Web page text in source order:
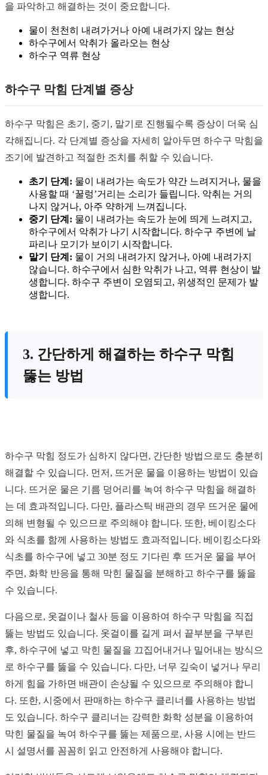
을 파악하고 해결하는 것이 중요합니다.
물이 천천히 내려가거나 아예 내려가지 않는 현상
하수구에서 악취가 올라오는 현상
하수구 역류 현상
하수구 막힘 단계별 증상
하수구 막힘은 초기, 중기, 말기로 진행될수록 증상이 더욱 심
각해집니다. 각 단계별 증상을 자세히 알아두면 하수구 막힘을
조기에 발견하고 적절한 조치를 취할 수 있습니다.
초기 단계: 물이 내려가는 속도가 약간 느려지거나, 물을
사용할 때 ‘꿀렁’거리는 소리가 들립니다. 악취는 거의
나지 않거나, 아주 약하게 느껴집니다.
중기 단계: 물이 내려가는 속도가 눈에 띄게 느려지고,
하수구에서 악취가 나기 시작합니다. 하수구 주변에 날
파리나 모기가 보이기 시작합니다.
말기 단계: 물이 거의 내려가지 않거나, 아예 내려가지
않습니다. 하수구에서 심한 악취가 나고, 역류 현상이 발
생합니다. 하수구 주변이 오염되고, 위생적인 문제가 발
생합니다.
3. 간단하게 해결하는 하수구 막힘
뚫는 방법
하수구 막힘 정도가 심하지 않다면, 간단한 방법으로도 충분히
해결할 수 있습니다. 먼저, 뜨거운 물을 이용하는 방법이 있습
니다. 뜨거운 물은 기름 덩어리를 녹여 하수구 막힘을 해결하
는 데 효과적입니다. 다만, 플라스틱 배관의 경우 뜨거운 물에
의해 변형될 수 있으므로 주의해야 합니다. 또한, 베이킹소다
와 식초를 함께 사용하는 방법도 효과적입니다. 베이킹소다와
식초를 하수구에 넣고 30분 정도 기다린 후 뜨거운 물을 부어
주면, 화학 반응을 통해 막힌 물질을 분해하고 하수구를 뚫을
수 있습니다.
다음으로, 옷걸이나 철사 등을 이용하여 하수구 막힘을 직접
뚫는 방법도 있습니다. 옷걸이를 길게 펴서 끝부분을 구부린
후, 하수구에 넣고 막힌 물질을 끄집어내거나 밀어내는 방식으
로 하수구를 뚫을 수 있습니다. 다만, 너무 깊숙이 넣거나 무리
하게 힘을 가하면 배관이 손상될 수 있으므로 주의해야 합니
다. 또한, 시중에서 판매하는 하수구 클리너를 사용하는 방법
도 있습니다. 하수구 클리너는 강력한 화학 성분을 이용하여
막힌 물질을 녹여 하수구를 뚫는 제품으로, 사용 시에는 반드
시 설명서를 꼼꼼히 읽고 안전하게 사용해야 합니다.